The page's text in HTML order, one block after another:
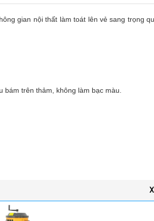
gian nội thất làm toát lên vẻ sang trọng
trên thảm, không làm bạc màu.